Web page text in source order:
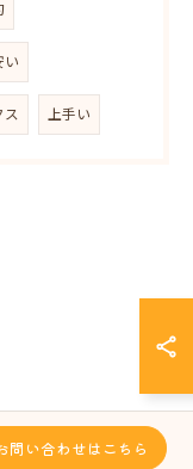
い
ス 上手い
問い合わせはこちら